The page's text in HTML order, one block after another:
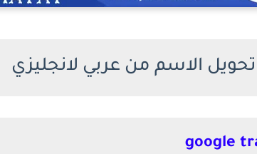
الاسم من عربي لانجليزي